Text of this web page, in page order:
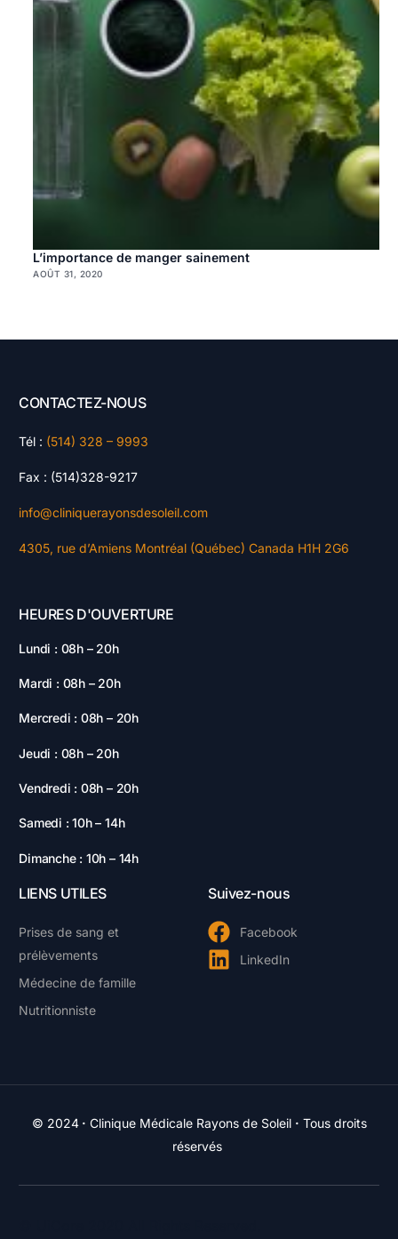
L’importance de manger sainement
AOÛT 31, 2020
CONTACTEZ-NOUS
Tél : (514) 328 – 9993
Fax : (514)328-9217
info@cliniquerayonsdesoleil.com
4305, rue d’Amiens Montréal (Québec) Canada H1H 2G6
HEURES D'OUVERTURE
Lundi : 08h – 20h
Mardi : 08h – 20h
Mercredi : 08h – 20h
Jeudi : 08h – 20h
Vendredi : 08h – 20h
Samedi : 10h – 14h
Dimanche : 10h – 14h
LIENS UTILES
Prises de sang et
prélèvements
Médecine de famille
Nutritionniste
Suivez-nous
Facebook
LinkedIn
© 2024· Clinique Médicale Rayons de Soleil · Tous droits
réservés